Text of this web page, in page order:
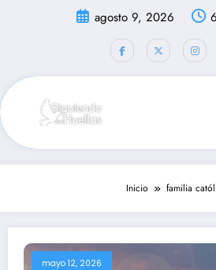
agosto 9, 2026
Inicio familia
mayo 12, 2026